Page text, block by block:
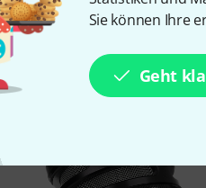
Sie können Ihre
Geht
leichte ‚Very-Low-
Impulsverhalten deutlich
Drum kommt knackig und